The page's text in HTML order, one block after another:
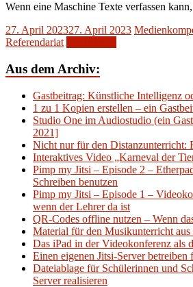
Wenn eine Maschine Texte verfassen
27. April 202327. April 2023
Referendariat
Aus dem Archiv:
Gastbeitrag: Künstliche Intelligenz
1 zu 1 Kopien erstellen – ein
Studio One im Audiostudio (ein
2021]
Nicht nur für den Distanzunterricht:
Interaktives Video „Karneval der
Pimp my Jitsi – Episode 2 –
Schreiben benutzen
Pimp my Jitsi – Episode 1 –
wenn der Lehrer da ist
QR-Codes offline nutzen – Wenn
Material für den Musikunterricht aus
Das iPad in der Videokonferenz als
Einen eigenen Jitsi-Server
Dateiablage für Schülerinnen und
Server realisieren